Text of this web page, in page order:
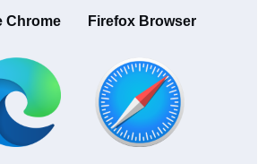
Chrome Firefox Browser